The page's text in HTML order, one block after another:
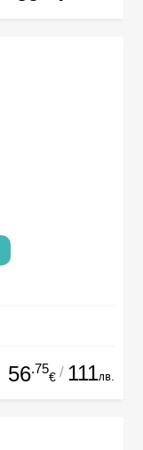
56.75
€ / 111лв.